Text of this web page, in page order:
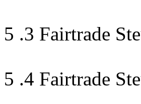
5 .3 Fairtrade
5 .4 Fairtrade